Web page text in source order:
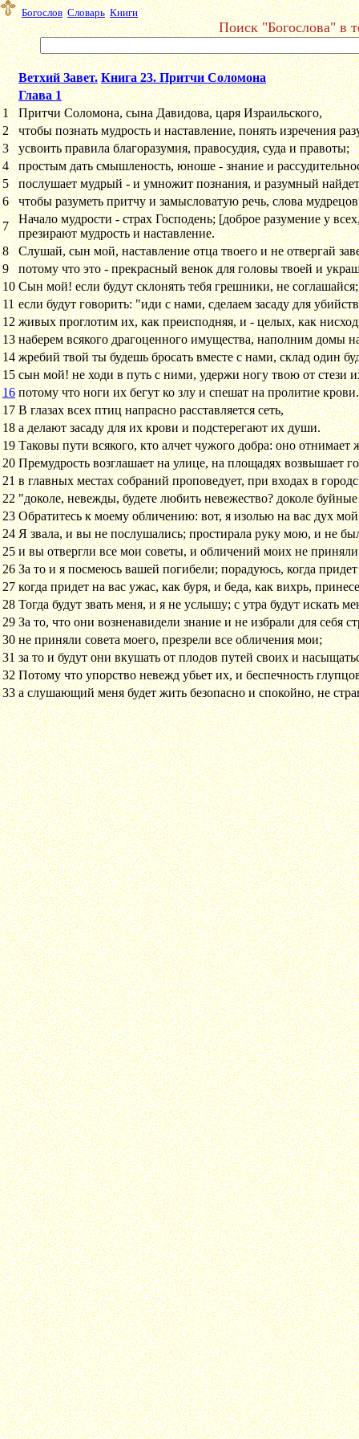
Богослов Словарь Книги
Поиск "Богослова" в
Ветхий Завет. Книга 23. Притчи Соломона
Глава 1
1
Притчи Соломона, сына Давидова, царя Израильского,
2
чтобы познать мудрость и наставление, понять изречения
3
усвоить правила благоразумия, правосудия, суда и правоты;
4
простым дать смышленость, юноше - знание и
5
послушает мудрый - и умножит познания, и разумный
6
чтобы разуметь притчу и замысловатую речь, слова
7
Начало мудрости - страх Господень; [доброе разумение у
презирают мудрость и наставление.
8
Слушай, сын мой, наставление отца твоего и не отвергай
9
потому что это - прекрасный венок для головы твоей и
10 Сын мой! если будут склонять тебя грешники, не соглашайся;
11 если будут говорить: "иди с нами, сделаем засаду для
12 живых проглотим их, как преисподняя, и - целых, как
13 наберем всякого драгоценного имущества, наполним домы
14 жребий твой ты будешь бросать вместе с нами, склад один
15 сын мой! не ходи в путь с ними, удержи ногу твою от стези
16 потому что ноги их бегут ко злу и спешат на пролитие крови.
17 В глазах всех птиц напрасно расставляется сеть,
18 а делают засаду для их крови и подстерегают их души.
19 Таковы пути всякого, кто алчет чужого добра: оно отнимает
20 Премудрость возглашает на улице, на площадях возвышает
21 в главных местах собраний проповедует, при входах в
22 "доколе, невежды, будете любить невежество? доколе
23 Обратитесь к моему обличению: вот, я изолью на вас дух
24 Я звала, и вы не послушались; простирала руку мою, и не
25 и вы отвергли все мои советы, и обличений моих не
26 За то и я посмеюсь вашей погибели; порадуюсь, когда
27 когда придет на вас ужас, как буря, и беда, как вихрь,
28 Тогда будут звать меня, и я не услышу; с утра будут искать
29 За то, что они возненавидели знание и не избрали для себя
30 не приняли совета моего, презрели все обличения мои;
31 за то и будут они вкушать от плодов путей своих и
32 Потому что упорство невежд убьет их, и беспечность
33 а слушающий меня будет жить безопасно и спокойно, не